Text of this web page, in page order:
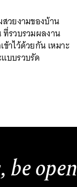
วยงามของบ้าน
รวบรวมผลงาน
าไว้ด้วยกัน เหมาะ
บบรวบรัด
be open